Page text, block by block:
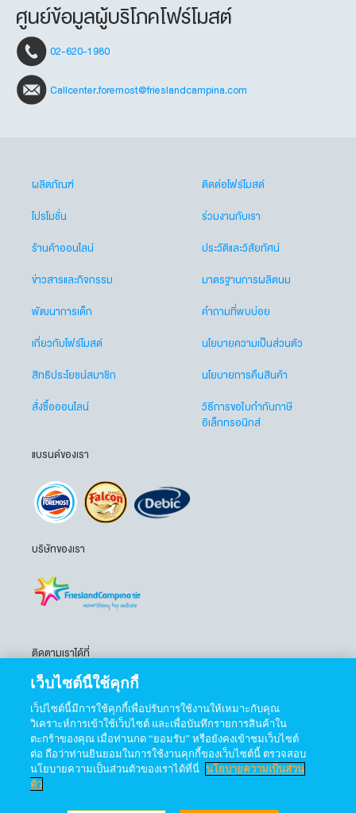
ศูนย์ข้อมูลผู้บริโภคโฟร์โมสต์
02-620-1980
Callcenter.foremost@frieslandcampina.com
ผลิตภัณฑ์
โปรโมชั่น
ร้านค้าออนไลน์
ข่าวสารและกิจกรรม
พัฒนาการเด็ก
เกี่ยวกับโฟร์โมสต์
สิทธิประโยชน์สมาชิก
สั่งซื้อออนไลน์
ติดต่อโฟร์โมสต์
ร่วมงานกับเรา
ประวัติและวิสัยทัศน์
มาตรฐานการผลิตนม
คำถามที่พบบ่อย
นโยบายความเป็นส่วนตัว
นโยบายการคืนสินค้า
วิธีการขอใบกำกับภาษี
อิเล็กทรอนิกส์
แบรนด์ของเรา
บริษัทของเรา
ติดตามเราได้ที่
เว็บไซต์นี้ใช้คุกกี้
เว็ปไซต์นี้มีการใช้คุกกี้เพื่อปรับการใช้งานให้เหมาะกับคุณ
วิเคราะห์การเข้าใช้เว็บไซต์ และเพื่อบันทึกรายการสินค้าใน
ตะกร้าของคุณ เมื่อท่านกด “ยอมรับ” หรือยังคงเข้าชมเว็บไซต์
ต่อ ถือว่าท่านยินยอมในการใช้งานคุกกี้ของเว็บไซต์นี้ ตรวจสอบ
นโยบายความเป็นส่วนตัวของเราได้ที่นี่ นโยบายความเป็นส่วน
ตัว